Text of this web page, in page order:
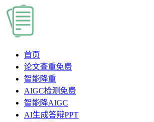
首页
论文查重免费
智能降重
AIGC检测 免费
智能降AIGC
AI生成答辩PPT